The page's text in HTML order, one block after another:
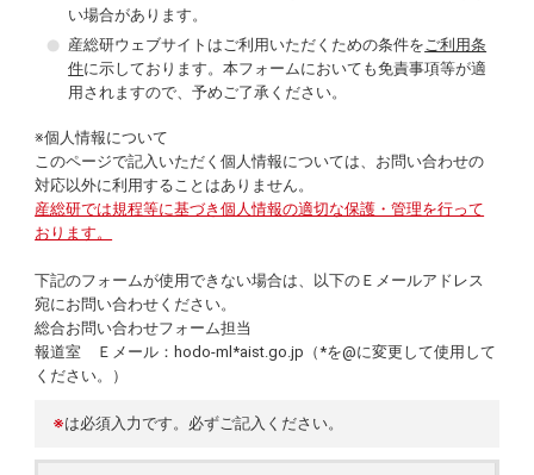
い場合があります。
産総研ウェブサイトはご利用いただくための条件を ご利用条
件に示しております。本フォームにおいても免責事項等が適
用されますので、予めご了承ください。
※個人情報について
このページで記入いただく個人情報については、お問い合わせの
対応以外に利用することはありません。
産総研では規程等に基づき個人情報の適切な保護・管理を行って
おります。
下記のフォームが使用できない場合は、以下のＥメールアドレス
宛にお問い合わせください。
総合お問い合わせフォーム担当
報道室 Ｅメール：hodo-ml*aist.go.jp（*を@に変更して使用して
ください。）
※は必須入力です。必ずご記入ください。